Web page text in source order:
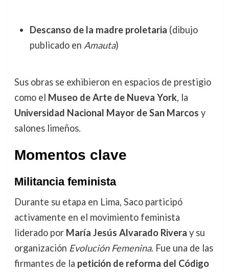
Descanso de la madre proletaria (dibujo
publicado en Amauta)
Sus obras se exhibieron en espacios de prestigio
como el Museo de Arte de Nueva York, la
Universidad Nacional Mayor de San Marcos y
salones limeños.
Momentos clave
Militancia feminista
Durante su etapa en Lima, Saco participó
activamente en el movimiento feminista
liderado por María Jesús Alvarado Rivera y su
organización Evolución Femenina. Fue una de las
firmantes de la petición de reforma del Código